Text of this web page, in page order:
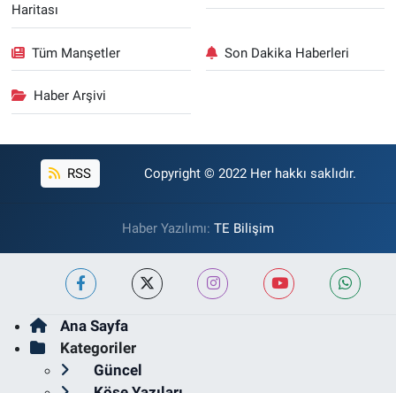
Haritası
Tüm Manşetler Son Dakika Haberleri
Haber Arşivi
RSS Copyright © 2022 Her hakkı saklıdır.
Haber Yazılımı: TE Bilişim
Ana Sayfa
Kategoriler
Güncel